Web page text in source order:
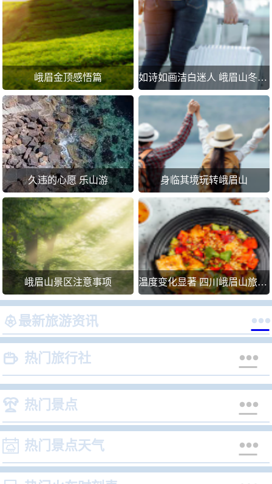
峨眉金顶感悟篇 如诗如画洁白迷人 峨眉山冬游滑雪(图)
久违的心愿 乐山游 身临其境玩转峨眉山
峨眉山景区注意事项 温度变化显著 四川峨眉山旅游注意事项
最新旅游资讯 
 热门旅行社 
 热门景点 
 热门景点天气 